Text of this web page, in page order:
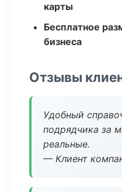
карты
Бесплатное
бизнеса
Отзывы
Удобный
подрядчика за
реальные.
— Клиент